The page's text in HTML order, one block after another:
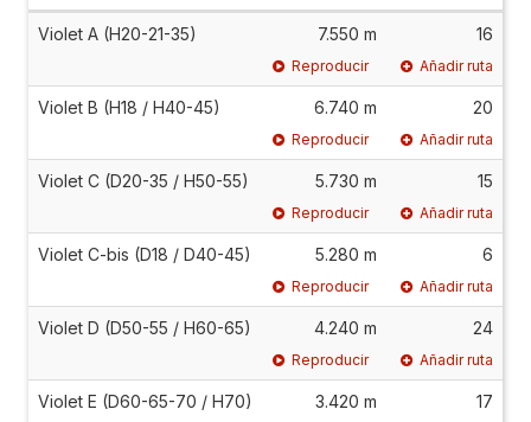
Violet A (H20-21-35) 7.550 m 16
Reproducir Añadir ruta
Violet B (H18 / H40-45) 6.740 m 20
Reproducir Añadir ruta
Violet C (D20-35 / H50-55) 5.730 m 15
Reproducir Añadir ruta
Violet C-bis (D18 / D40-45) 5.280 m 6
Reproducir Añadir ruta
Violet D (D50-55 / H60-65) 4.240 m 24
Reproducir Añadir ruta
Violet E (D60-65-70 / H70) 3.420 m 17